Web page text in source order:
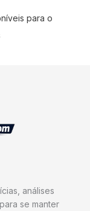
para o
análises
se manter